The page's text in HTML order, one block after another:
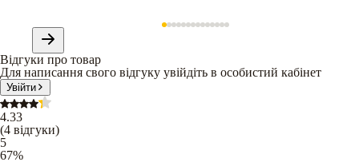
Відгуки про товар
Для написання свого відгуку увійдіть в особистий кабінет
Увійти
4.33
(4 відгуки)
5
67%